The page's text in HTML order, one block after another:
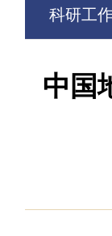
科研工
中国